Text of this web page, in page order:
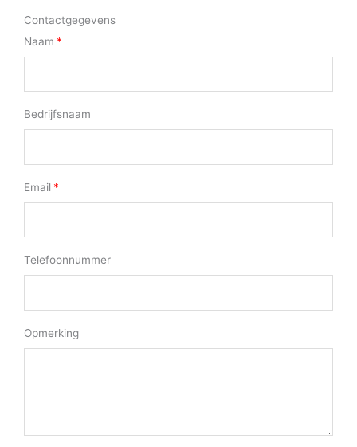
Contactgegevens
Naam
Bedrijfsnaam
Email
Telefoonnummer
Opmerking